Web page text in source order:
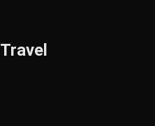
Travel